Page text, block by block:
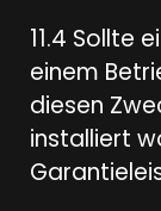
11.4 Sollte
einem
diesen
installiert